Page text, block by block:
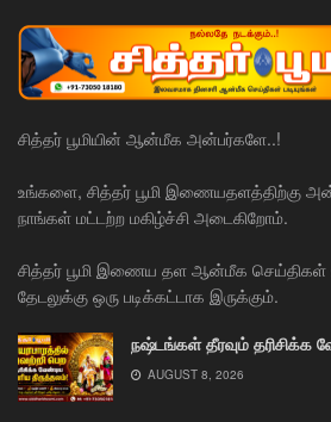
சித்தர் பூமியின் ஆன்மீக அன்பர்களே..!
உங்களை, சித்தர் பூமி இணையதளத்திற்கு
நாங்கள் மட்டற்ற மகிழ்ச்சி அடைகிறோம்.
சித்தர் பூமி இணைய தள ஆன்மீக
தேடலுக்கு ஒரு படிக்கட்டாக இருக்கும்.
நஷ்டங்கள் தீரவும் தரிசிக்க
AUGUST 8, 2026